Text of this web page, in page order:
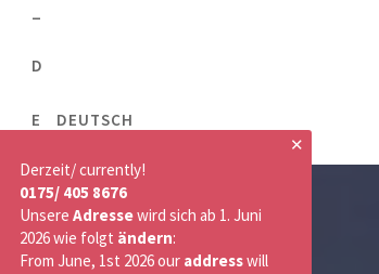
DEUTSCH
✕
Derzeit/ currently!
0175/ 405 8676
Unsere Adressewird sich ab 1. Juni
2026 wie folgt ändern:
From June, 1st 2026 our addresswill